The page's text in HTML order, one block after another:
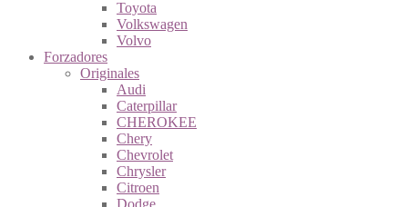
Toyota
Volkswagen
Volvo
Forzadores
Originales
Audi
Caterpillar
CHEROKEE
Chery
Chevrolet
Chrysler
Citroen
Dodge